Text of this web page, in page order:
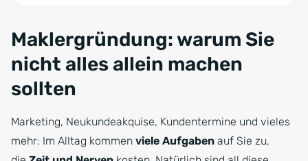
Maklergründung: warum Sie
nicht alles allein machen
sollten
Marketing, Neukundeakquise, Kundentermine und vieles
mehr: Im Alltag kommen viele Aufgaben auf Sie zu,